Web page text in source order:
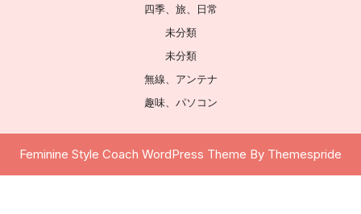
四季、旅、日常
未分類
未分類
無線、アンテナ
趣味、パソコン
Feminine Style Coach WordPress Theme By Themespride